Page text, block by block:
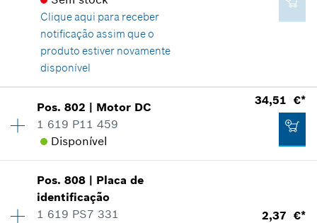
*Recomendação de preço não vinculativa do
fabricante incluindo IVA
Adicionar ao carrinho das compras
79,56 €*
*Recomendação de preço não vinculativa do
fabricante incluindo IVA
Adicionar ao carrinho das compras
Clique aqui para receber
notificação assim que o
produto estiver novamente
disponível
Disponibilidade 1
Grupo de preço
Informações de peças sobressalentes
Comprovante de aplicação
Indicar na apresentação
Pos.802 | Motor DC
1 619 P11 459
Disponível
34,51 €*
Disponibilidade 1
Grupo de preço
Informações de peças sobressalentes
Pos.808 | Placa de
identificação
1 619 PS7 331
2,37 €*